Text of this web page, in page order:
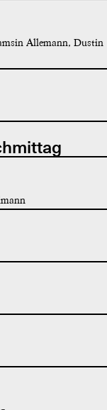
Allemann, Dustin